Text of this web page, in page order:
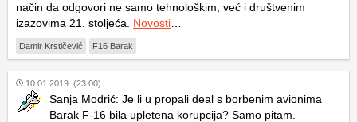
način da odgovori ne samo tehnološkim, već i društvenim
izazovima 21. stoljeća. Novosti
Damir Krstičević F16 Barak
10.01.2019. (23:00)
Sanja Modrić: Je li u propali deal s borbenim avionima
Barak F-16 bila upletena korupcija? Samo pitam.